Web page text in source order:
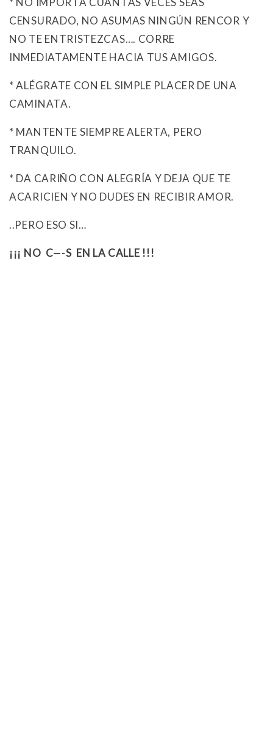
CENSURADO, NO ASUMAS NINGÚN RENCOR Y
NO TE ENTRISTEZCAS…. CORRE
INMEDIATAMENTE HACIA TUS AMIGOS.
* ALÉGRATE CON EL SIMPLE PLACER DE UNA
CAMINATA.
* MANTENTE SIEMPRE ALERTA, PERO
TRANQUILO.
* DA CARIÑO CON ALEGRÍA Y DEJA QUE TE
ACARICIEN Y NO DUDES EN RECIBIR AMOR.
..PERO ESO SI…
¡¡¡ NO C—-S EN LA CALLE !!!